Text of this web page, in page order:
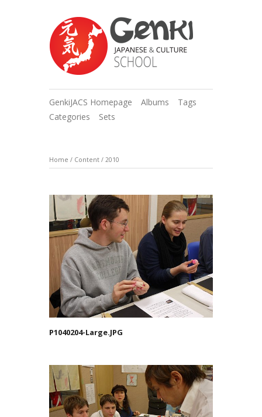
GenkiJACS Homepage Albums
Tags
Categories
Sets
Home / Content / 2010
P1040204-Large.JPG